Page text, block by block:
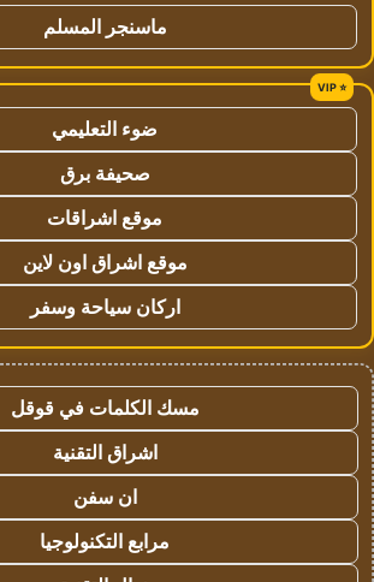
ماسنجر المسلم
ضوء التعليمي
صحيفة برق
موقع اشراقات
موقع اشراق اون لاين
اركان سياحة وسفر
مسك الكلمات في قوقل
اشراق التقنية
ان سفن
مرابع التكنولوجيا